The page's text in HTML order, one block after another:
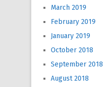
March 2019
February 2019
January 2019
October 2018
September 2018
August 2018